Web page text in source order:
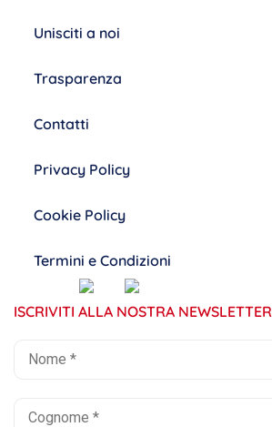
Unisciti a noi
Trasparenza
Contatti
Privacy Policy
Cookie Policy
Termini e Condizioni
ISCRIVITI ALLA NOSTRA NEWSLETTER